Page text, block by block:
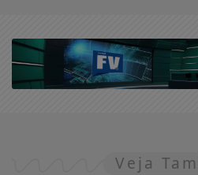
Veja